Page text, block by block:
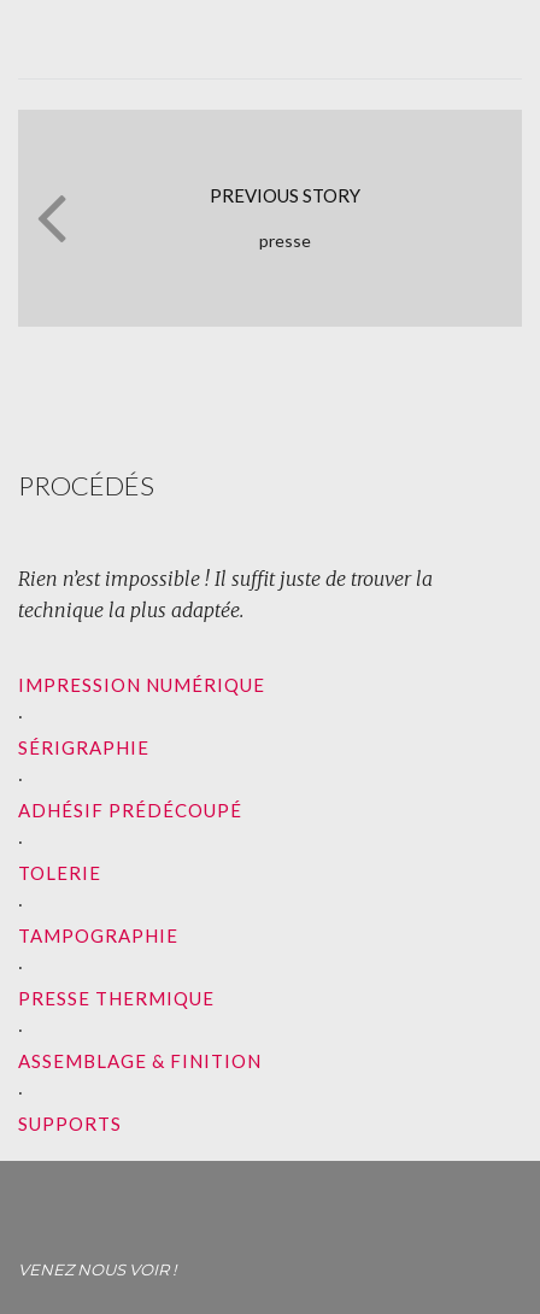
PREVIOUS STORY
presse
PROCÉDÉS
Rien n’est impossible ! Il suffit juste de trouver la
technique la plus adaptée.
IMPRESSION NUMÉRIQUE
∙
SÉRIGRAPHIE
∙
ADHÉSIF PRÉDÉCOUPÉ
∙
TOLERIE
∙
TAMPOGRAPHIE
∙
PRESSE THERMIQUE
∙
ASSEMBLAGE & FINITION
∙
SUPPORTS
VENEZ NOUS VOIR !